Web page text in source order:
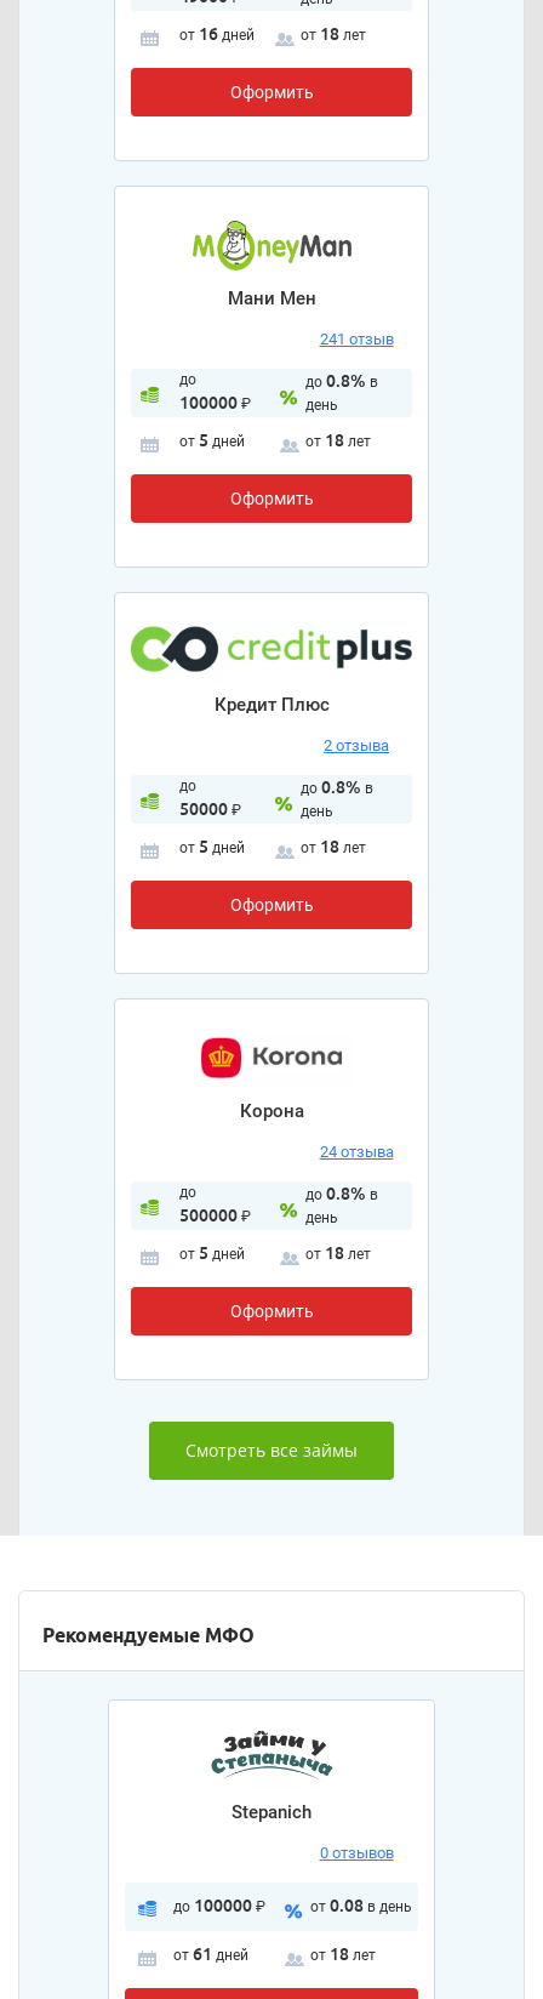
от 16 дней от 18 лет
Оформить
Мани Мен
241 отзыв
до
100000₽
до 0.8% в
день
от 5 дней от 18 лет
Оформить
Кредит Плюс
2 отзыва
до
50000₽
до 0.8% в
день
от 5 дней от 18 лет
Оформить
Корона
24 отзыва
до
500000₽
до 0.8% в
день
от 5 дней от 18 лет
Оформить
Смотреть все займы
Рекомендуемые МФО
Stepanich
0 отзывов
до 100000 ₽ от 0.08 в день
от 61 дней от 18 лет